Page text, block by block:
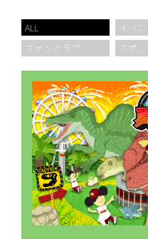
ALL イベン
ファンクラブ
スポ